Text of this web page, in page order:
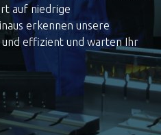
auf niedrige
erkennen unsere
effizient und warten Ihr